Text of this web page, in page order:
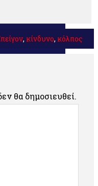
, κίνδυνο, κόλπος
θα δημοσιευθεί.